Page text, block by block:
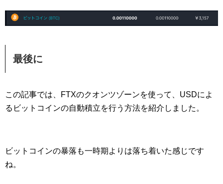
最後に
この記事では、FTXのクオンツゾーンを使って、USDによ
るビットコインの自動積立を行う方法を紹介しました。
ビットコインの暴落も一時期よりは落ち着いた感じです
ね。